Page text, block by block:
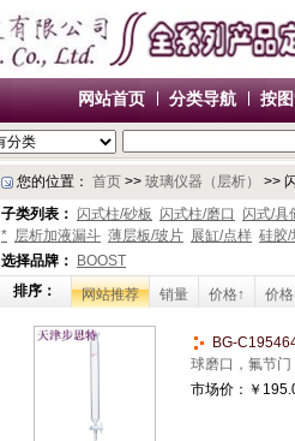
网站首页 分类导航 按
您的位置： 首页 >> 玻璃仪器（层析）
>>
子类列表： 闪式柱/砂板 闪式柱/磨口
闪式/具
* 层析加液漏斗 薄层板/玻片 展缸/点样 硅胶/
选择品牌：
BOOST
排序：
网站推荐 销量 价格↑ 价
BG-
球磨口，氟节
市场价： ￥